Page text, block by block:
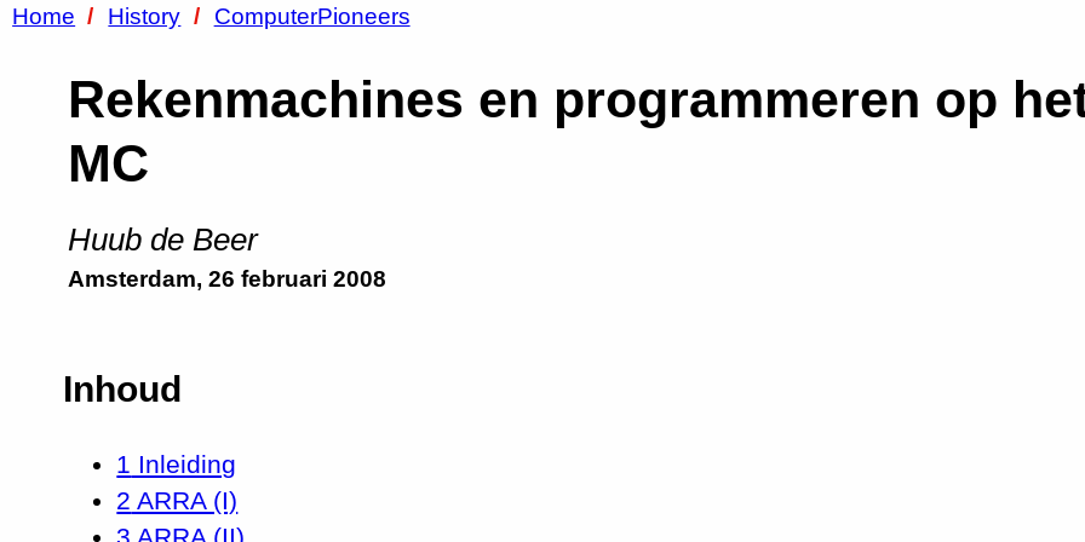
Home History ComputerPioneers
Rekenmachines en programmeren op
MC
Huub de Beer
Amsterdam, 26 februari 2008
Inhoud
1 Inleiding
2 ARRA (I)